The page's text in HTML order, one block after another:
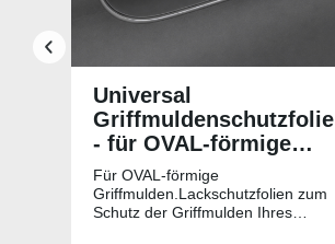
Universal
Griffmuldenschutzfolie
- für OVAL-förmige
Griffmulden
Für OVAL-förmige
Griffmulden.Lackschutzfolien zum
Schutz der Griffmulden Ihres